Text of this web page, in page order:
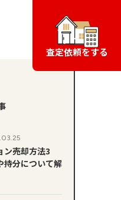
査定依頼をする
ン売却方法3
持分について解